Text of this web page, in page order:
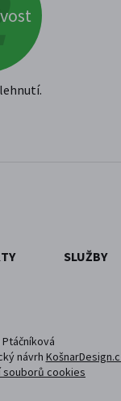
SLUŽBY
návrh
souborů cookies